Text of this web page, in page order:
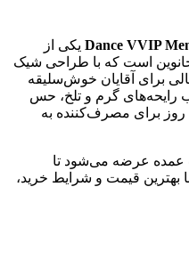
یکی از
است که با طراحی شیک
برای آقایان خوش‌سلیقه
رایحه‌های گرم و تلخ، حس
روز برای مصرف‌کننده به
عرضه می‌شود تا
بهترین قیمت و شرایط خرید،